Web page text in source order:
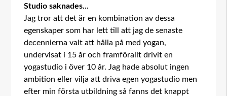
Studio saknades...
Jag tror att det är en kombination av dessa
egenskaper som har lett till att jag de senaste
decennierna valt att hålla på med yogan,
undervisat i 15 år och framförallt drivit en
yogastudio i över 10 år. Jag hade absolut ingen
ambition eller vilja att driva egen yogastudio men
efter min första utbildning så fanns det knappt